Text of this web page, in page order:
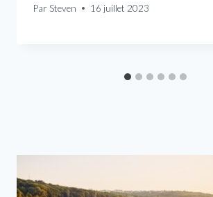
Par Steven 16 juillet 2023